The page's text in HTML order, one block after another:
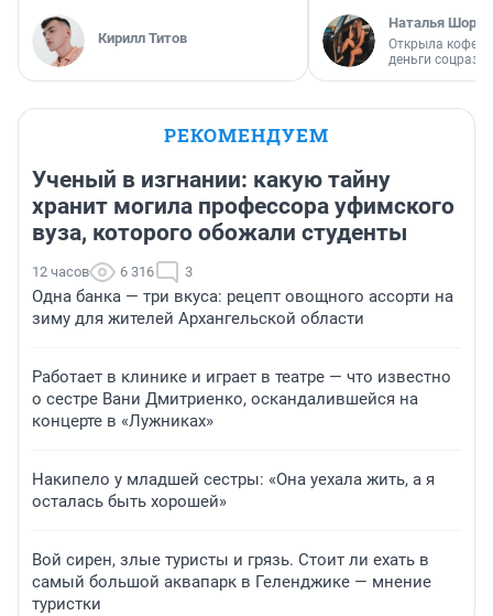
Кирилл Титов
Наталья
Открыла
деньги
РЕКОМЕНДУЕМ
Ученый в изгнании: какую тайну
хранит могила профессора уфимского
вуза, которого обожали студенты
12 часов 6 316 3
Одна банка — три вкуса: рецепт овощного ассорти на
зиму для жителей Архангельской области
Работает в клинике и играет в театре — что известно
о сестре Вани Дмитриенко, оскандалившейся на
концерте в «Лужниках»
Накипело у младшей сестры: «Она уехала жить, а я
осталась быть хорошей»
Вой сирен, злые туристы и грязь. Стоит ли ехать в
самый большой аквапарк в Геленджике — мнение
туристки